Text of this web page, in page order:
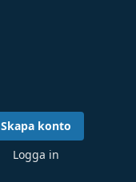
Skapa konto
Logga in